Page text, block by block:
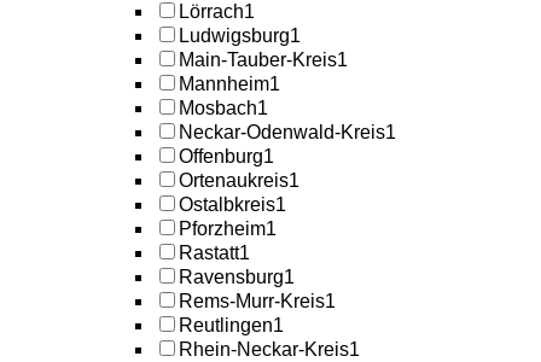
Lörrach1
Ludwigsburg1
Main-Tauber-Kreis1
Mannheim1
Mosbach1
Neckar-Odenwald-Kreis1
Offenburg1
Ortenaukreis1
Ostalbkreis1
Pforzheim1
Rastatt1
Ravensburg1
Rems-Murr-Kreis1
Reutlingen1
Rhein-Neckar-Kreis1